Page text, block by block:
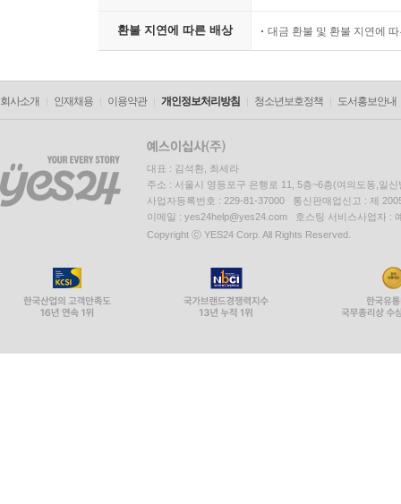
환불 지연에 따른 배상 대금 환불 및 환불 지연에
회사소개 인재채용 이용약관 개인정보처리방침 청소년보호정책 도서홍보안내
대표 : 김석환, 최세라
주소 : 서울시 영등포구 은행로 11, 5층~6층(여의도동,일신
사업자등록번호 : 229-81-37000 통신판매업신고 : 제
이메일 : yes24help@yes24.com 호스팅 서비스사업자 :
Copyright ⓒ YES24 Corp. All Rights Reserved.